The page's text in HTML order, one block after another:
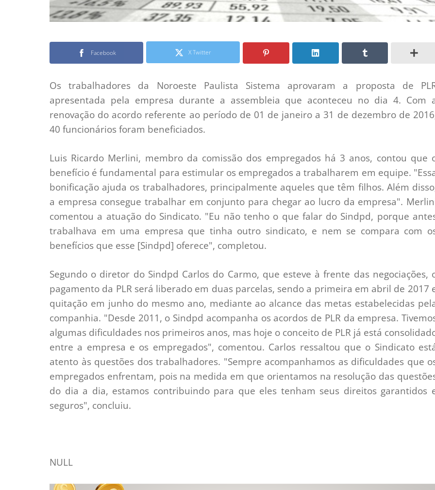
Facebook X Twitter
Os trabalhadores da Noroeste Paulista Sistema aprovaram a proposta de
apresentada pela empresa durante a assembleia que aconteceu no dia 4. Com
renovação do acordo referente ao período de 01 de janeiro a 31 de dezembro de
40 funcionários foram beneficiados.
Luis Ricardo Merlini, membro da comissão dos empregados há 3 anos, contou que
benefício é fundamental para estimular os empregados a trabalharem em equipe.
bonificação ajuda os trabalhadores, principalmente aqueles que têm filhos. Além
a empresa consegue trabalhar em conjunto para chegar ao lucro da empresa".
comentou a atuação do Sindicato. "Eu não tenho o que falar do Sindpd, porque
trabalhava em uma empresa que tinha outro sindicato, e nem se compara com
benefícios que esse [Sindpd] oferece", completou.
Segundo o diretor do Sindpd Carlos do Carmo, que esteve à frente das negociações,
pagamento da PLR será liberado em duas parcelas, sendo a primeira em abril de 2017
quitação em junho do mesmo ano, mediante ao alcance das metas estabelecidas
companhia. "Desde 2011, o Sindpd acompanha os acordos de PLR da empresa.
algumas dificuldades nos primeiros anos, mas hoje o conceito de PLR já está
entre a empresa e os empregados", comentou. Carlos ressaltou que o Sindicato
atento às questões dos trabalhadores. "Sempre acompanhamos as dificuldades que
empregados enfrentam, pois na medida em que orientamos na resolução das
do dia a dia, estamos contribuindo para que eles tenham seus direitos garantidos
seguros", concluiu.
NULL